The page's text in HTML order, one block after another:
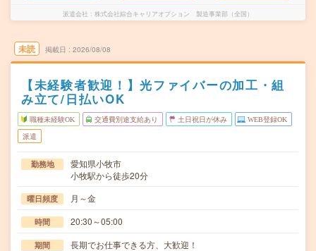
派遣会社 株式会社綜合キャリアオプション 製造事業部（全国）
未読 掲載日 2026/08/08
【未経験者歓迎！】光ファイバーの加工・組
み立て/日払いOK
職種未経験OK 交通費別途支給あり 土日祝日が休み WEB登録OK
派遣
勤務地
愛知県小牧市
小牧駅から徒歩20分
曜日頻度 月～金
時間 20:30～05:00
期間 長期でお仕事できる方、大歓迎！